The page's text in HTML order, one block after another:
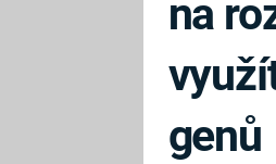
PRVNÍ SVĚTOVÁna
genů